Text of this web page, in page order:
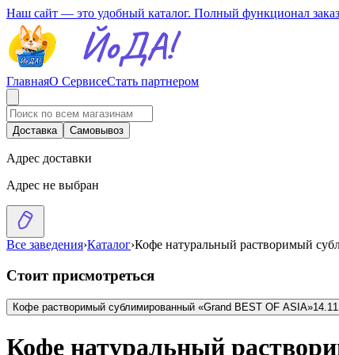
Наш сайт — это удобный каталог. Полный функционал
ГлавнаяО СервисеСтать партнером
Доставка Самовывоз
Адрес доставки
Адрес не выбран
Все заведения›Каталог›Кофе натуральный растворимый
Стоит присмотреться
Кофе растворимый сублимированный «Grand BEST OF ASIA»14.11
Кофе натуральный